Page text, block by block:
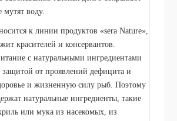
воду.
к линии продуктов «sera Nature»,
красителей и консервантов.
с натуральными ингредиентами
защитой от проявлений дефицита и
и жизненную силу рыб. Поэтому
натуральные ингредиенты, такие
или мука из насекомых, из